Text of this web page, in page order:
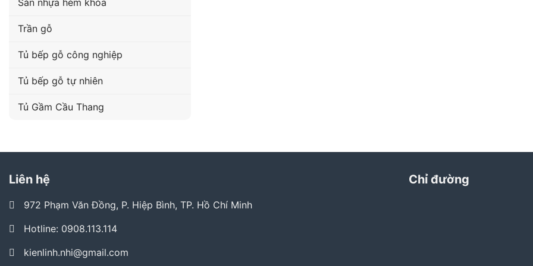
Trần gỗ
Tủ bếp gỗ công nghiệp
Tủ bếp gỗ tự nhiên
Tủ Gầm Cầu Thang
Liên hệ
972 Phạm Văn Đồng, P. Hiệp Bình, TP. Hồ Chí Minh
Hotline: 0908.113.114
kienlinh.nhi@gmail.com
Chỉ đường